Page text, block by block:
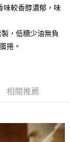
AFTEE先享後付」
可透過四大超商／
示為準，若有關於
付」服務完成之交
味較香醇濃郁，味
，低糖少油無負
捲。
相關推薦